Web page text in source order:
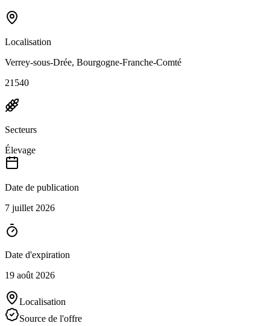
Localisation
Verrey-sous-Drée, Bourgogne-Franche-Comté
21540
Secteurs
Élevage
Date de publication
7 juillet 2026
Date d'expiration
19 août 2026
Localisation
Source de l'offre